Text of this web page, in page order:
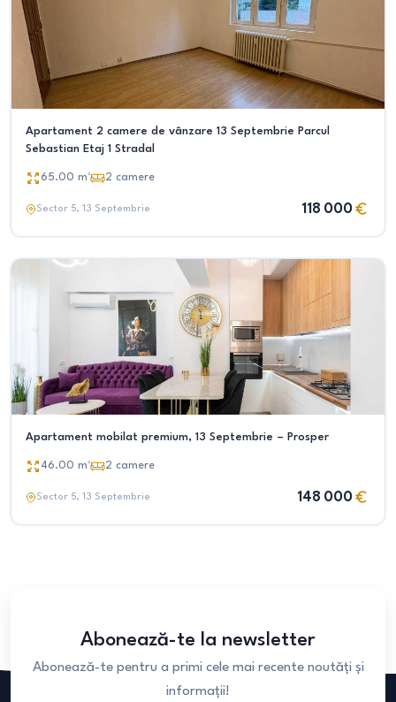
Apartament 2 camere de vânzare 13 Septembrie Parcul
Sebastian Etaj 1 Stradal
65.00 m² 2 camere
Sector 5, 13 Septembrie 118 000
Apartament mobilat premium, 13 Septembrie – Prosper
46.00 m² 2 camere
Sector 5, 13 Septembrie 148 000
Abonează-te la newsletter
Abonează-te pentru a primi cele mai recente noutăți și
informații!